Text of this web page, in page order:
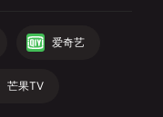
爱奇艺
芒果TV